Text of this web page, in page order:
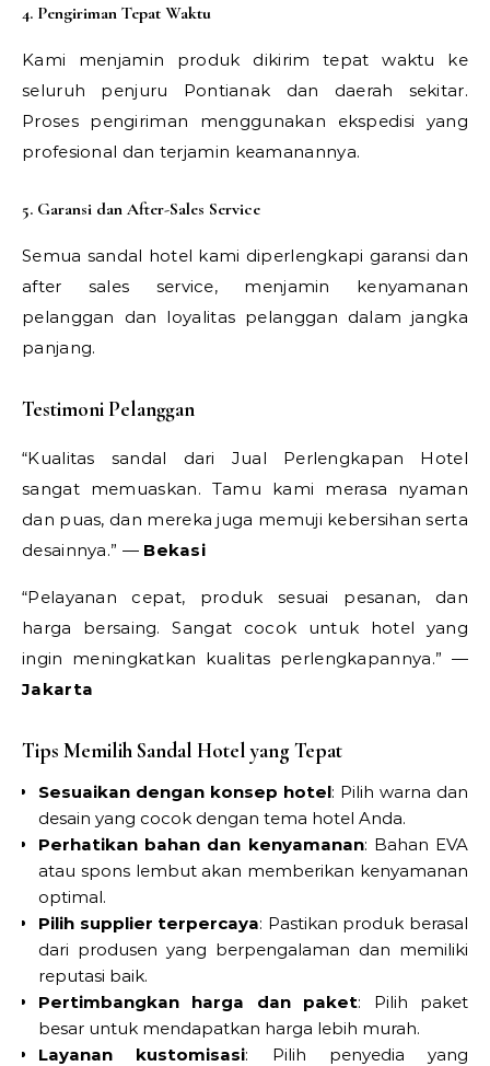
4. Pengiriman Tepat Waktu
Kami menjamin produk dikirim tepat waktu ke
seluruh penjuru Pontianak dan daerah sekitar.
Proses pengiriman menggunakan ekspedisi yang
profesional dan terjamin keamanannya.
5. Garansi dan After-Sales Service
Semua sandal hotel kami diperlengkapi garansi dan
after sales service, menjamin kenyamanan
pelanggan dan loyalitas pelanggan dalam jangka
panjang.
Testimoni Pelanggan
“Kualitas sandal dari Jual Perlengkapan Hotel
sangat memuaskan. Tamu kami merasa nyaman
dan puas, dan mereka juga memuji kebersihan serta
desainnya.” — Bekasi
“Pelayanan cepat, produk sesuai pesanan, dan
harga bersaing. Sangat cocok untuk hotel yang
ingin meningkatkan kualitas perlengkapannya.” —
Jakarta
Tips Memilih Sandal Hotel yang Tepat
Sesuaikan dengan konsep hotel: Pilih warna dan
desain yang cocok dengan tema hotel Anda.
Perhatikan bahan dan kenyamanan: Bahan EVA
atau spons lembut akan memberikan kenyamanan
optimal.
Pilih supplier terpercaya: Pastikan produk berasal
dari produsen yang berpengalaman dan memiliki
reputasi baik.
Pertimbangkan harga dan paket: Pilih paket
besar untuk mendapatkan harga lebih murah.
Layanan kustomisasi: Pilih penyedia yang